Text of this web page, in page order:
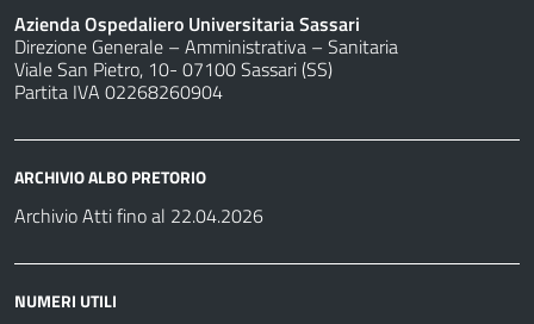
Azienda Ospedaliero Universitaria Sassari
Direzione Generale – Amministrativa – Sanitaria
Viale San Pietro, 10- 07100 Sassari (SS)
Partita IVA 02268260904
ARCHIVIO ALBO PRETORIO
Archivio Atti fino al 22.04.2026
NUMERI UTILI